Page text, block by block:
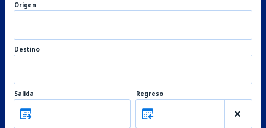
Origen
Destino
Salida Regreso